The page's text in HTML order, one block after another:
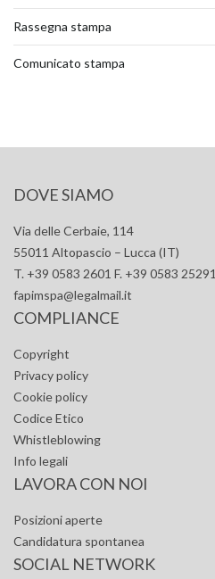
Rassegna stampa
Comunicato stampa
DOVE SIAMO
Via delle Cerbaie, 114
55011 Altopascio – Lucca (IT)
T. +39 0583 2601 F. +39 0583 25291
fapimspa@legalmail.it
COMPLIANCE
Copyright
Privacy policy
Cookie policy
Codice Etico
Whistleblowing
Info legali
LAVORA CON NOI
Posizioni aperte
Candidatura spontanea
SOCIAL NETWORK